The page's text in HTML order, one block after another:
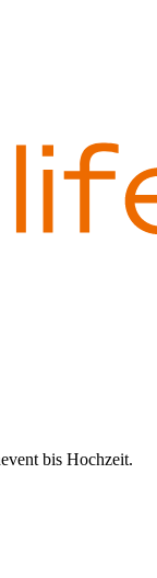
bis Hochzeit.